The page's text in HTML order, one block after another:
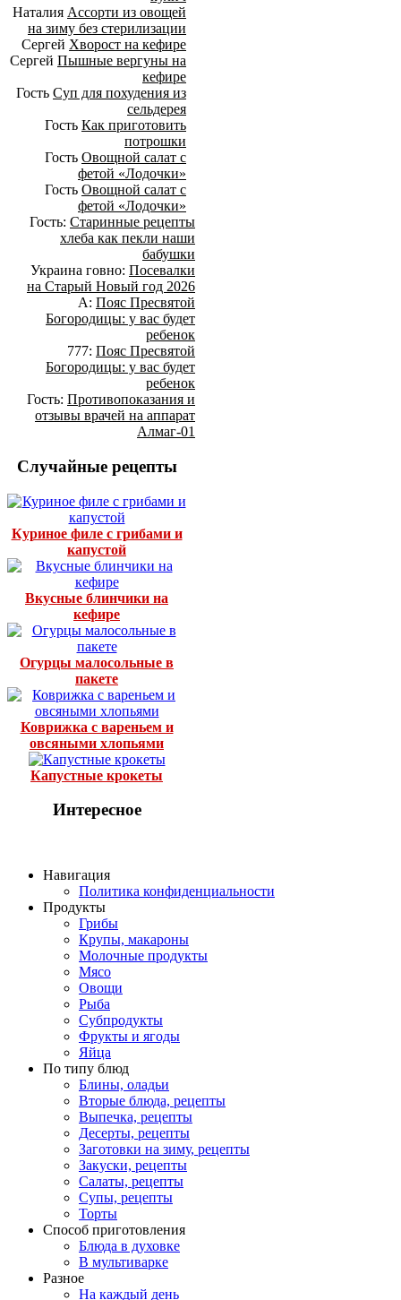
Наталия Ассорти из овощей
на зиму без стерилизации
Сергей Хворост на кефире
Сергей Пышные вергуны на
кефире
Гость Суп для похудения из
сельдерея
Гость Как приготовить
потрошки
Гость Овощной салат с
фетой «Лодочки»
Гость Овощной салат с
фетой «Лодочки»
Гость: Старинные рецепты
хлеба как пекли наши
бабушки
Украина говно: Посевалки
на Старый Новый год 2026
А: Пояс Пресвятой
Богородицы: у вас будет
ребенок
777: Пояс Пресвятой
Богородицы: у вас будет
ребенок
Гость: Противопоказания и
отзывы врачей на аппарат
Алмаг-01
Случайные рецепты
Куриное филе с грибами и
капустой
Вкусные блинчики на
кефире
Огурцы малосольные в
пакете
Коврижка с вареньем и
овсяными хлопьями
Капустные крокеты
Интересное
Навигация
Политика конфиденциальности
Продукты
Грибы
Крупы, макароны
Молочные продукты
Мясо
Овощи
Рыба
Субпродукты
Фрукты и ягоды
Яйца
По типу блюд
Блины, оладьи
Вторые блюда, рецепты
Выпечка, рецепты
Десерты, рецепты
Заготовки на зиму, рецепты
Закуски, рецепты
Салаты, рецепты
Супы, рецепты
Торты
Способ приготовления
Блюда в духовке
В мультиварке
Разное
На каждый день